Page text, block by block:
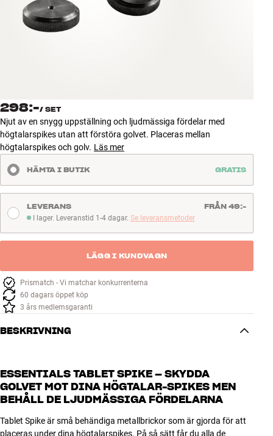
Tillbehör
ERBJUDANDEN
Hitta Butik
Kundtjänst
Logga in
Kundtjänst
Bygg med ljud
298:-/ SET
Njut av en snygg uppställning och ljudmässiga fördelar med
högtalarspikes utan att förstöra golvet. Placeras mellan
högtalarspikes och golv. Läs mer
HÄMTA I BUTIK GRATIS
I lager. Leveranstid 1-4 dagar
I lager. Leveranstid 1-4 dagar. Se leveransmetoder
LEVERANS FRÅN 49:-
LÄGG I KUNDVAGN
Prismatch - Vi matchar konkurrenterna
60 dagars öppet köp
3 års medlemsgaranti
BESKRIVNING
ESSENTIALS TABLET SPIKE – SKYDDA
GOLVET MOT DINA HÖGTALAR-SPIKES MEN
BEHÅLL DE LJUDMÄSSIGA FÖRDELARNA
Tablet Spike är små behändiga metallbrickor som är gjorda för att
placeras under dina högtalarspikes. På så sätt får du alla de